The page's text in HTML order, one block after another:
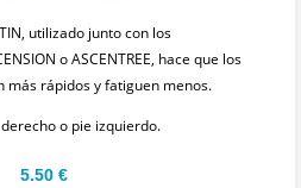
utilizado junto con los
o ASCENTREE, hace que los
más rápidos y fatiguen menos.
o pie izquierdo.
5.50 €